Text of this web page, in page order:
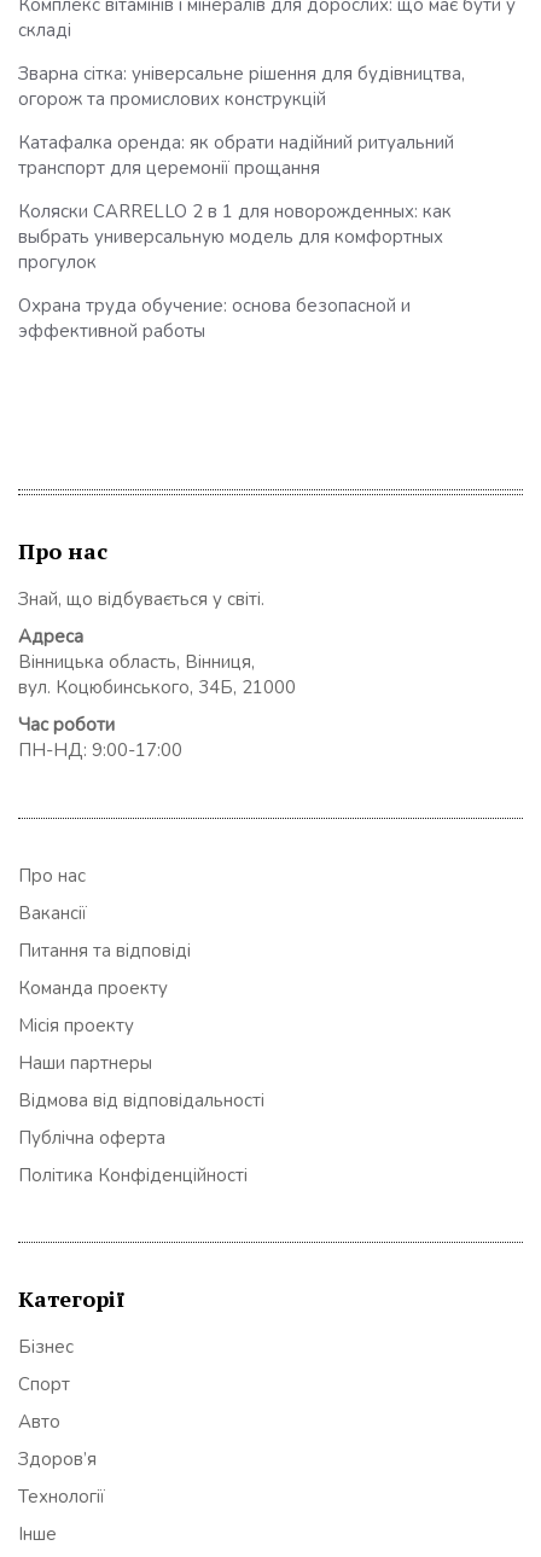
Комплекс вітамінів і мінералів для дорослих: що має бути у
складі
Зварна сітка: універсальне рішення для будівництва,
огорож та промислових конструкцій
Катафалка оренда: як обрати надійний ритуальний
транспорт для церемонії прощання
Коляски CARRELLO 2 в 1 для новорожденных: как
выбрать универсальную модель для комфортных
прогулок
Охрана труда обучение: основа безопасной и
эффективной работы
Про нас
Знай, що відбувається у світі.
Адреса
Вінницька область, Вінниця,
вул. Коцюбинського, 34Б, 21000
Час роботи
ПН-НД: 9:00-17:00
Про нас
Вакансії
Питання та відповіді
Команда проекту
Місія проекту
Наши партнеры
Відмова від відповідальності
Публічна оферта
Політика Конфіденційності
Категорії
Бізнес
Спорт
Авто
Здоров’я
Технології
Інше